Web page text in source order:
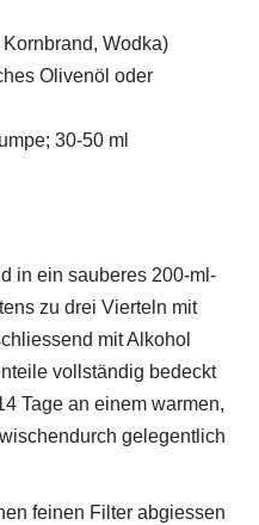
Wodka)
Olivenöl oder
30-50 ml
in ein sauberes 200-ml-
zu drei Vierteln mit
mit Alkohol
vollständig bedeckt
Tage an einem warmen,
gelegentlich
feinen Filter abgiessen